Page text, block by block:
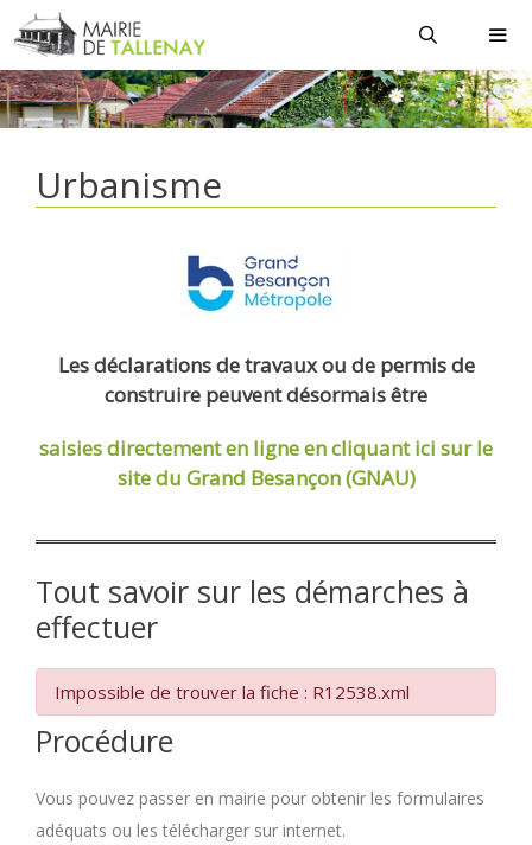
Aller
au
contenu
Urbanisme
Les déclarations de travaux ou de permis de
construire peuvent désormais être
saisies directement en ligneen cliquant ici sur le
site du Grand Besançon (GNAU)
Tout savoir sur les démarches à
effectuer
Impossible de trouver la fiche : R12538.xml
Procédure
Vous pouvez passer en mairie pour obtenir les formulaires
adéquats ou les télécharger sur internet.